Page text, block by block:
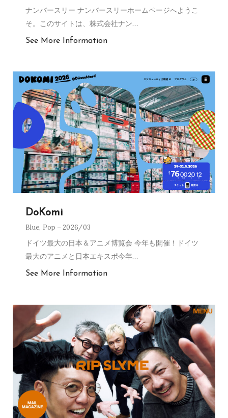
ナンバースリー ナンバースリーホームページへようこ
そ。このサイトは、株式会社ナン…
See More Information
DoKomi
Blue, Pop 2026/03
ドイツ最大の日本＆アニメ博覧会 今年も開催！ドイツ
最大のアニメと日本エキスポ今年…
See More Information